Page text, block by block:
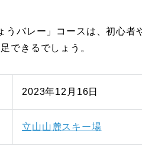
バレー」コースは、初心者
できるでしょう。
2023年12月16日
立山山麓スキー場